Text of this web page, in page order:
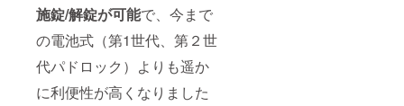
施錠/解錠が可能で、今まで
の電池式（第1世代、第２世
代パドロック）よりも遥か
に利便性が高くなりました